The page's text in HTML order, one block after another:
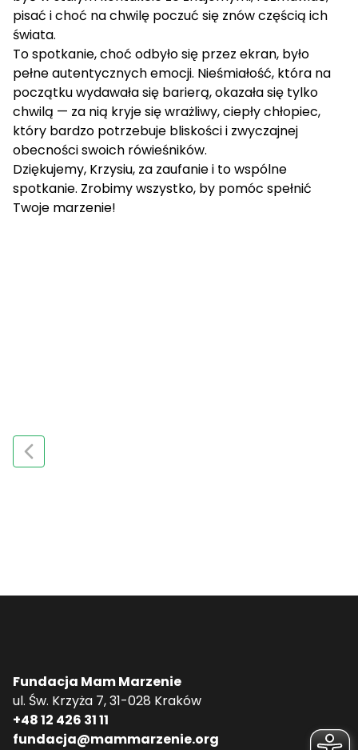
pisać i choć na chwilę poczuć się znów częścią ich
świata.
To spotkanie, choć odbyło się przez ekran, było
pełne autentycznych emocji. Nieśmiałość, która na
początku wydawała się barierą, okazała się tylko
chwilą — za nią kryje się wrażliwy, ciepły chłopiec,
który bardzo potrzebuje bliskości i zwyczajnej
obecności swoich rówieśników.
Dziękujemy, Krzysiu, za zaufanie i to wspólne
spotkanie. Zrobimy wszystko, by pomóc spełnić
Twoje marzenie!
Fundacja Mam Marzenie
ul. Św. Krzyża 7, 31-028 Kraków
+48 12 426 31 11
fundacja@mammarzenie.org